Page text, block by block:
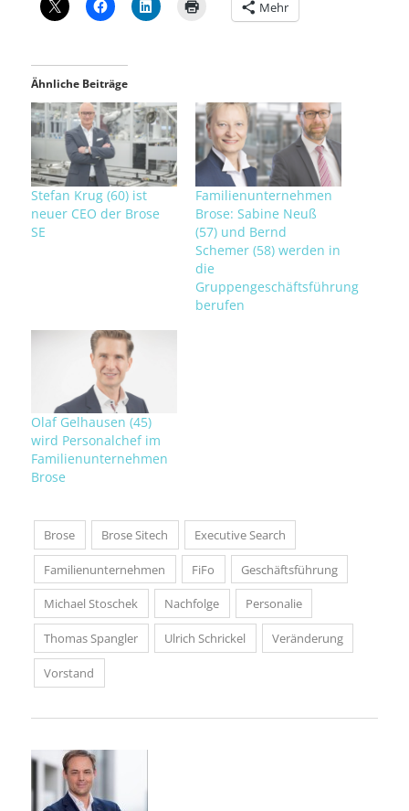
Mehr
Ähnliche Beiträge
Stefan Krug (60) ist
neuer CEO der Brose
SE
Familienunternehmen
Brose: Sabine Neuß
(57) und Bernd
Schemer (58) werden in
die
Gruppengeschäftsführung
berufen
Olaf Gelhausen (45)
wird Personalchef im
Familienunternehmen
Brose
Brose Brose Sitech Executive Search
Familienunternehmen FiFo Geschäftsführung
Michael Stoschek Nachfolge Personalie
Thomas Spangler Ulrich Schrickel Veränderung
Vorstand